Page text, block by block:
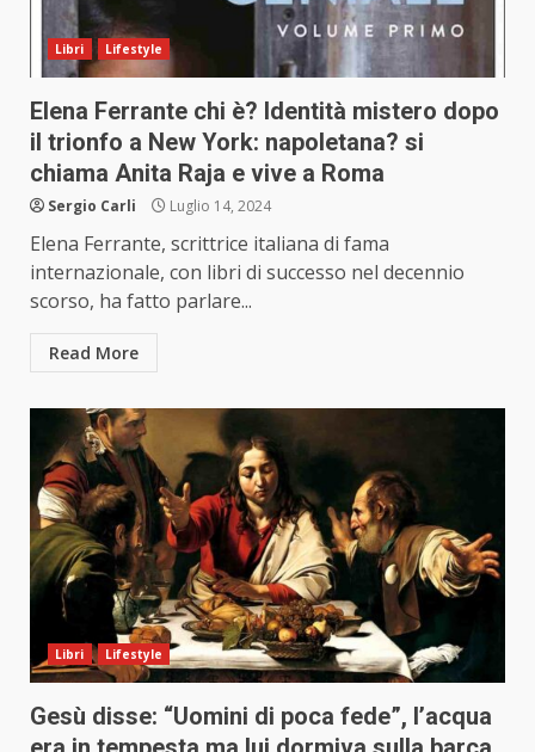
Libri Lifestyle
Elena Ferrante chi è? Identità mistero dopo
il trionfo a New York: napoletana? si
chiama Anita Raja e vive a Roma
Sergio Carli Luglio 14, 2024
Elena Ferrante, scrittrice italiana di fama
internazionale, con libri di successo nel decennio
scorso, ha fatto parlare...
Read More
Libri Lifestyle
Gesù disse: “Uomini di poca fede”, l’acqua